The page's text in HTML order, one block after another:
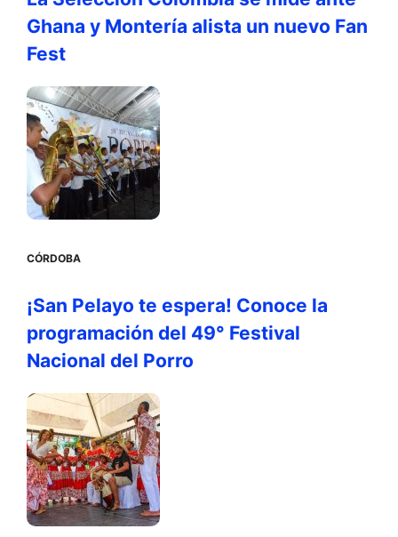
Ghana y Montería alista un nuevo Fan
Fest
CÓRDOBA
¡San Pelayo te espera! Conoce la
programación del 49° Festival
Nacional del Porro